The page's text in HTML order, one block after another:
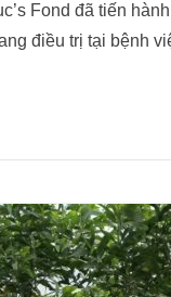
Fond đã tiến
điều trị tại bệnh